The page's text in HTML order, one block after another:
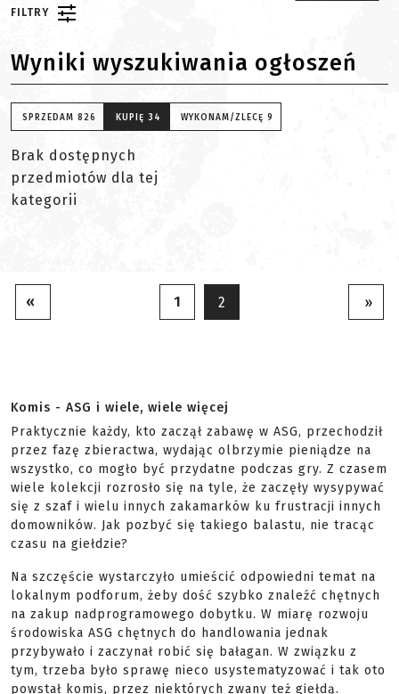
FILTRY
Wyniki wyszukiwania ogłoszeń
SPRZEDAM 826 KUPIĘ 34 WYKONAM/ZLECĘ 9
Brak dostępnych
przedmiotów dla tej
kategorii
« 1 2 »
Komis - ASG i wiele, wiele więcej
Praktycznie każdy, kto zaczął zabawę w ASG, przechodził
przez fazę zbieractwa, wydając olbrzymie pieniądze na
wszystko, co mogło być przydatne podczas gry. Z czasem
wiele kolekcji rozrosło się na tyle, że zaczęły wysypywać
się z szaf i wielu innych zakamarków ku frustracji innych
domowników. Jak pozbyć się takiego balastu, nie tracąc
czasu na giełdzie?
Na szczęście wystarczyło umieścić odpowiedni temat na
lokalnym podforum, żeby dość szybko znaleźć chętnych
na zakup nadprogramowego dobytku. W miarę rozwoju
środowiska ASG chętnych do handlowania jednak
przybywało i zaczynał robić się bałagan. W związku z
tym, trzeba było sprawę nieco usystematyzować i tak oto
powstał komis, przez niektórych zwany też giełdą.